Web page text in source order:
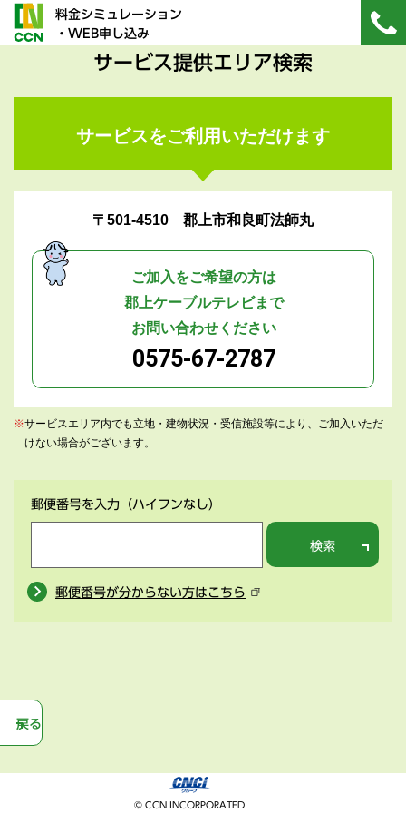
料金シミュレーション
・WEB申し込み
サービス提供エリア検索
サービスをご利用いただけます
〒501-4510 郡上市和良町法師丸
ご加入をご希望の方は
郡上ケーブルテレビまで
お問い合わせください
0575-67-2787
※サービスエリア内でも立地・建物状況・受信施設等により、ご加入いただ
けない場合がございます。
郵便番号を入力 （ハイフンなし）
検索
郵便番号が分からない方はこちら
戻る
© CCN INCORPORATED